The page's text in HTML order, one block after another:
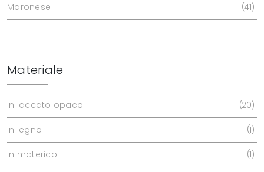
Maronese 41
Materiale
in laccato opaco 20
in legno 1
in materico 1